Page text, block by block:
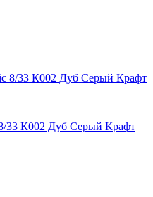
33 К002 Дуб Серый Крафт